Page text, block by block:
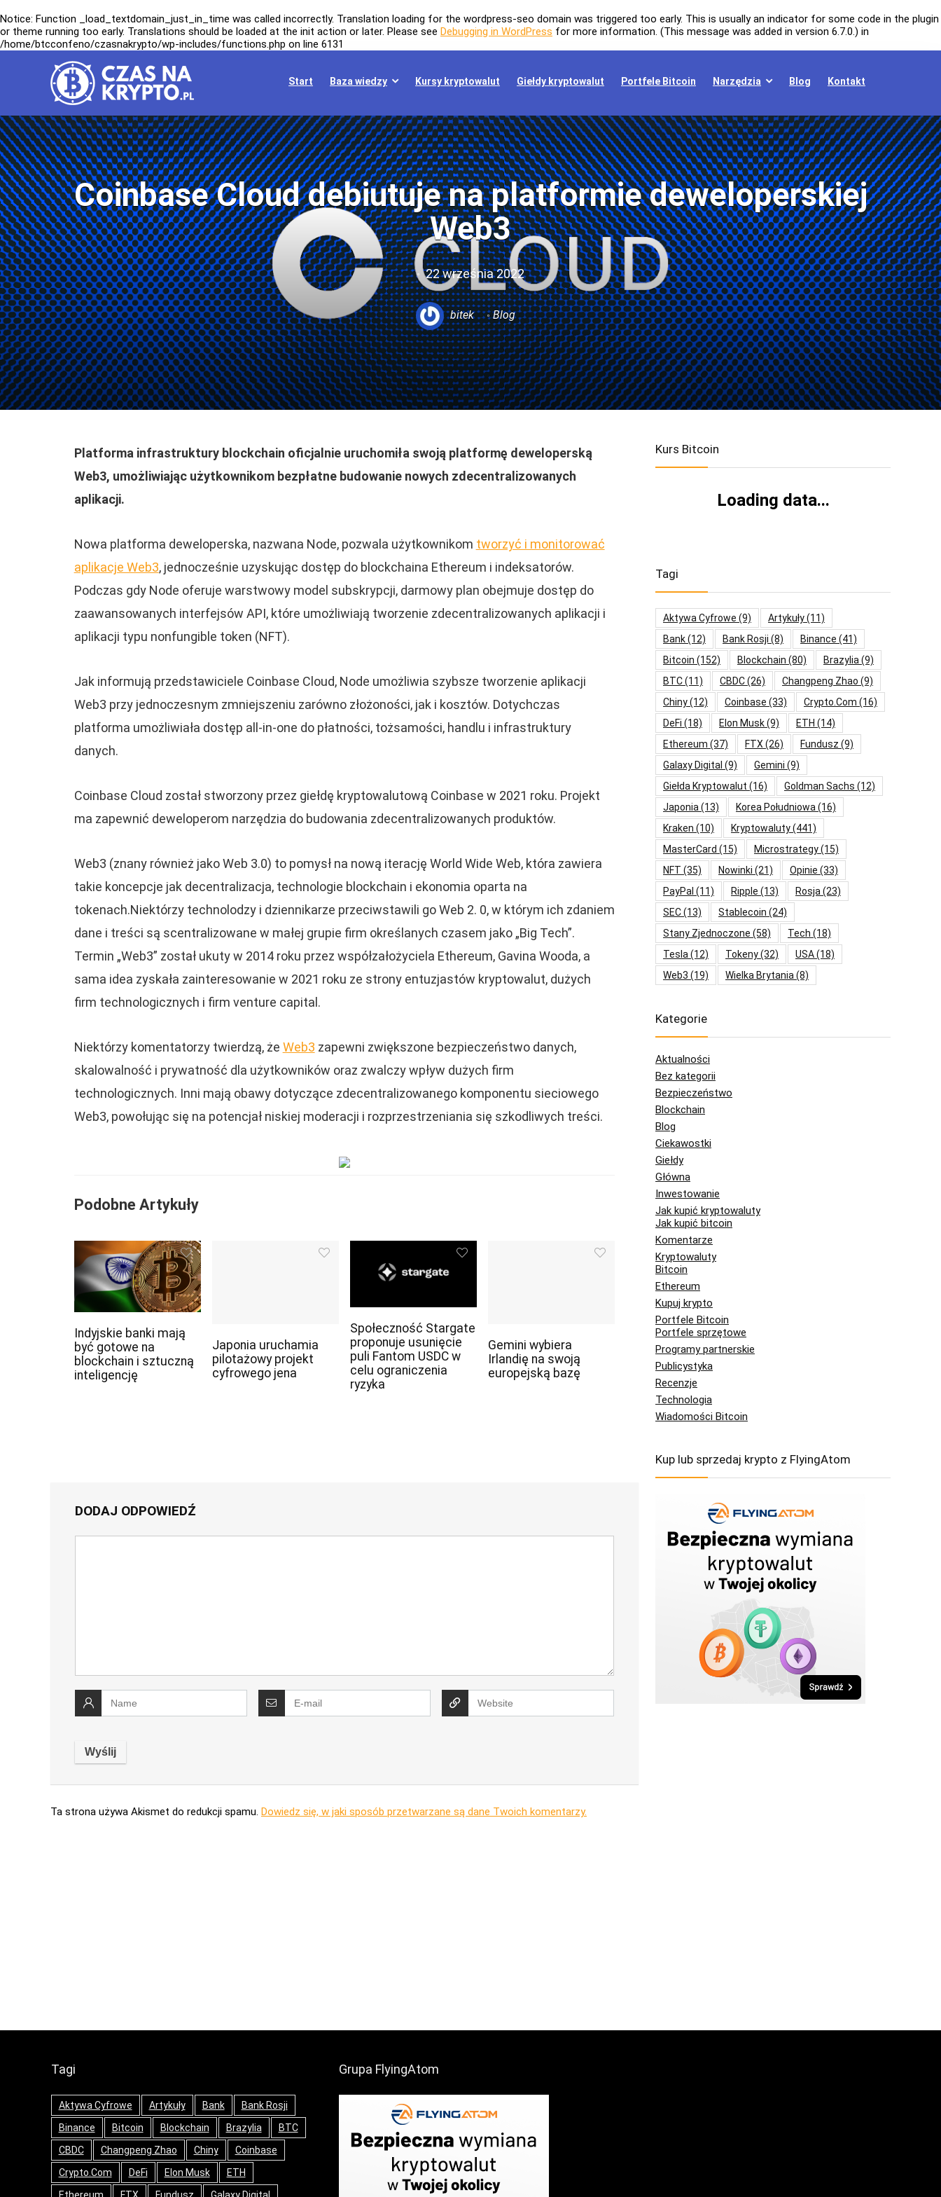
Notice: Function _load_textdomain_just_in_time was called incorrectly. Translation loading for the wordpress-seo domain was triggered too early. This is usually an indicator for some code in the plugin
or theme running too early. Translations should be loaded at the init action or later. Please see Debugging in WordPress for more information. (This message was added in version 6.7.0.) in
/home/btcconfeno/czasnakrypto/wp-includes/functions.php on line 6131
Start Baza wiedzy Kursy kryptowalut Giełdy kryptowalut Portfele Bitcoin Narzędzia Blog Kontakt
Coinbase Cloud debiutuje na platformie deweloperskiej
Web3
22 września 2022
bitek Blog
Platforma infrastruktury blockchain oficjalnie uruchomiła swoją platformę deweloperską
Web3, umożliwiając użytkownikom bezpłatne budowanie nowych zdecentralizowanych
aplikacji.
Nowa platforma deweloperska, nazwana Node, pozwala użytkownikom tworzyć i monitorować
aplikacje Web3, jednocześnie uzyskując dostęp do blockchaina Ethereum i indeksatorów.
Podczas gdy Node oferuje warstwowy model subskrypcji, darmowy plan obejmuje dostęp do
zaawansowanych interfejsów API, które umożliwiają tworzenie zdecentralizowanych aplikacji i
aplikacji typu nonfungible token (NFT).
Jak informują przedstawiciele Coinbase Cloud, Node umożliwia szybsze tworzenie aplikacji
Web3 przy jednoczesnym zmniejszeniu zarówno złożoności, jak i kosztów. Dotychczas
platforma umożliwiała dostęp all-in-one do płatności, tożsamości, handlu i infrastruktury
danych.
Coinbase Cloud został stworzony przez giełdę kryptowalutową Coinbase w 2021 roku. Projekt
ma zapewnić deweloperom narzędzia do budowania zdecentralizowanych produktów.
Web3 (znany również jako Web 3.0) to pomysł na nową iterację World Wide Web, która zawiera
takie koncepcje jak decentralizacja, technologie blockchain i ekonomia oparta na
tokenach.Niektórzy technolodzy i dziennikarze przeciwstawili go Web 2. 0, w którym ich zdaniem
dane i treści są scentralizowane w małej grupie firm określanych czasem jako „Big Tech”.
Termin „Web3” został ukuty w 2014 roku przez współzałożyciela Ethereum, Gavina Wooda, a
sama idea zyskała zainteresowanie w 2021 roku ze strony entuzjastów kryptowalut, dużych
firm technologicznych i firm venture capital.
Niektórzy komentatorzy twierdzą, że Web3 zapewni zwiększone bezpieczeństwo danych,
skalowalność i prywatność dla użytkowników oraz zwalczy wpływ dużych firm
technologicznych. Inni mają obawy dotyczące zdecentralizowanego komponentu sieciowego
Web3, powołując się na potencjał niskiej moderacji i rozprzestrzeniania się szkodliwych treści.
Podobne Artykuły
Indyjskie banki mają
być gotowe na
blockchain i sztuczną
inteligencję
Japonia uruchamia
pilotażowy projekt
cyfrowego jena
Społeczność Stargate
proponuje usunięcie
puli Fantom USDC w
celu ograniczenia
ryzyka
Gemini wybiera
Irlandię na swoją
europejską bazę
DODAJ ODPOWIEDŹ
Ta strona używa Akismet do redukcji spamu. Dowiedz się, w jaki sposób przetwarzane są dane Twoich komentarzy.
Kurs Bitcoin
Loading data...
Tagi
Aktywa Cyfrowe (9) Artykuły(11)
Bank(12) Bank Rosji (8) Binance (41)
Bitcoin (152) Blockchain (80) Brazylia (9)
BTC(11) CBDC(26) Changpeng Zhao (9)
Chiny(12) Coinbase (33) Crypto.com (16)
DeFi (18) Elon Musk(9) ETH (14)
Ethereum (37) FTX (26) Fundusz (9)
Galaxy Digital (9) Gemini (9)
Giełda Kryptowalut (16) Goldman Sachs (12)
Japonia (13) Korea Południowa (16)
Kraken (10) Kryptowaluty(441)
MasterCard (15) Microstrategy(15)
NFT (35) Nowinki (21) Opinie (33)
PayPal (11) Ripple (13) Rosja (23)
SEC(13) Stablecoin (24)
Stany Zjednoczone (58) Tech (18)
Tesla (12) Tokeny(32) USA(18)
Web3 (19) Wielka Brytania (8)
Kategorie
Aktualności
Bez kategorii
Bezpieczeństwo
Blockchain
Blog
Ciekawostki
Giełdy
Główna
Inwestowanie
Jak kupić kryptowaluty
Jak kupić bitcoin
Komentarze
Kryptowaluty
Bitcoin
Ethereum
Kupuj krypto
Portfele Bitcoin
Portfele sprzętowe
Programy partnerskie
Publicystyka
Recenzje
Technologia
Wiadomości Bitcoin
Kup lub sprzedaj krypto z FlyingAtom
Tagi
Aktywa Cyfrowe Artykuły Bank
Bank Rosji
Binance
Bitcoin Blockchain Brazylia
BTC
CBDC
Changpeng Zhao Chiny
Coinbase
Crypto.com
DeFi Elon Musk
ETH
Grupa FlyingAtom